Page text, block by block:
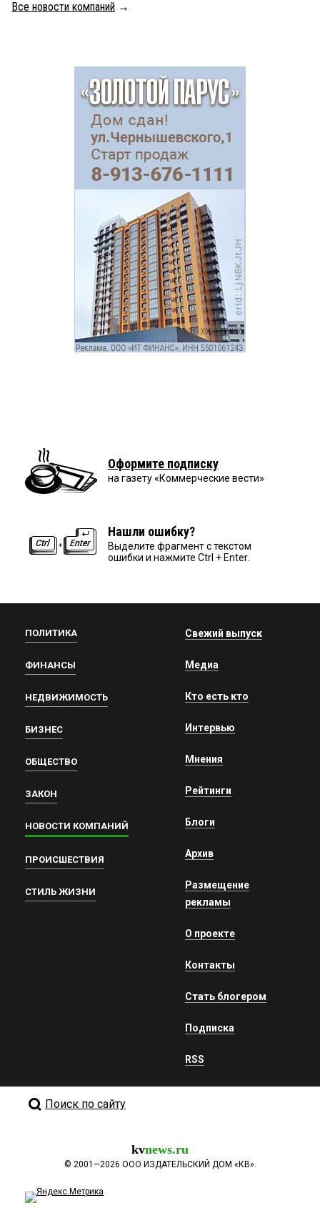
Все новости компаний →
Оформите подписку
на газету «Коммерческие вести»
Нашли ошибку?
Выделите фрагмент с текстом
ошибки и нажмите Ctrl + Enter.
ПОЛИТИКА
ФИНАНСЫ
НЕДВИЖИМОСТЬ
БИЗНЕС
ОБЩЕСТВО
ЗАКОН
НОВОСТИ КОМПАНИЙ
ПРОИСШЕСТВИЯ
СТИЛЬ ЖИЗНИ
Свежий выпуск
Медиа
Кто есть кто
Интервью
Мнения
Рейтинги
Блоги
Архив
Размещение
рекламы
О проекте
Контакты
Стать блогером
Подписка
RSS
Поиск по сайту
kvnews.ru
© 2001—2026 ООО ИЗДАТЕЛЬСКИЙ ДОМ «КВ».